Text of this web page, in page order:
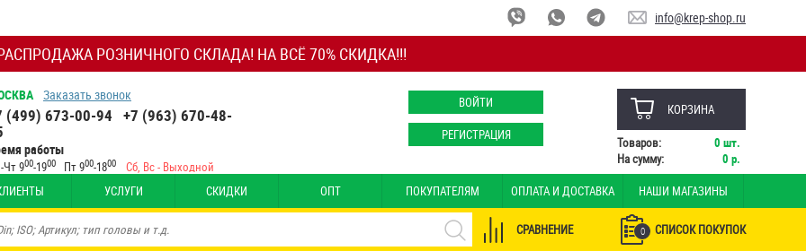
РОЗНИЧНОГО СКЛАДА! НА ВСЁ 70% СКИДКА!!!
info@krep-shop.ru
Заказать звонок
(499) 673-00-94 +7 (963) 670-48-
работы
Чт 900-1900 Пт 900-1800 Сб, Вс - Выходной
ВОЙТИ
РЕГИСТРАЦИЯ
КОРЗИНА
Товаров: 0 шт.
На сумму:
0 р.
УСЛУГИ СКИДКИ ОПТ ПОКУПАТЕЛЯМ ОПЛАТА И ДОСТАВКА НАШИ МАГАЗИНЫ
0 СПИСОК ПОКУПОК
СРАВНЕНИЕ